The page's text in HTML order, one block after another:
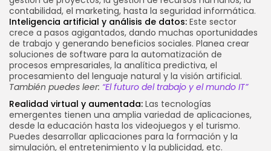
contabilidad, el marketing, hasta la seguridad informática.
Inteligencia artificial y análisis de datos: Este sector
crece a pasos agigantados, dando muchas oportunidades
de trabajo y generando beneficios sociales. Planea crear
soluciones de software para la automatización de
procesos empresariales, la analítica predictiva, el
procesamiento del lenguaje natural y la visión artificial.
También puedes leer: “El futuro del trabajo y el mundo IT”
Realidad virtual y aumentada: Las tecnologías
emergentes tienen una amplia variedad de aplicaciones,
desde la educación hasta los videojuegos y el turismo.
Puedes desarrollar aplicaciones para la formación y la
simulación, el entretenimiento y la publicidad, etc.